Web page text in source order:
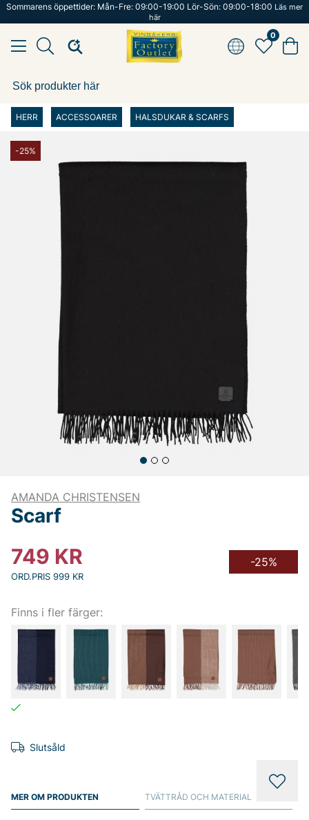
Sommarens öppettider: Mån-Fre: 09:00-19:00 Lör-Sön: 09:00-18:00 Läs mer
här
0
HERR ACCESSOARER HALSDUKAR & SCARFS
-25%
AMANDA CHRISTENSEN
Scarf
749 KR
ORD.PRIS 999 KR
-25%
Finns i fler färger:
Slutsåld
MER OM PRODUKTEN TVÄTTRÅD OCH MATERIAL